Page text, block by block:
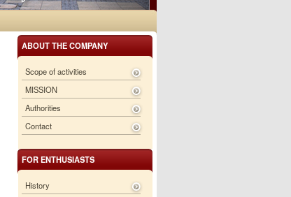
ABOUT THE COMPANY
Scope of activities
MISSION
Authorities
Contact
FOR ENTHUSIASTS
History